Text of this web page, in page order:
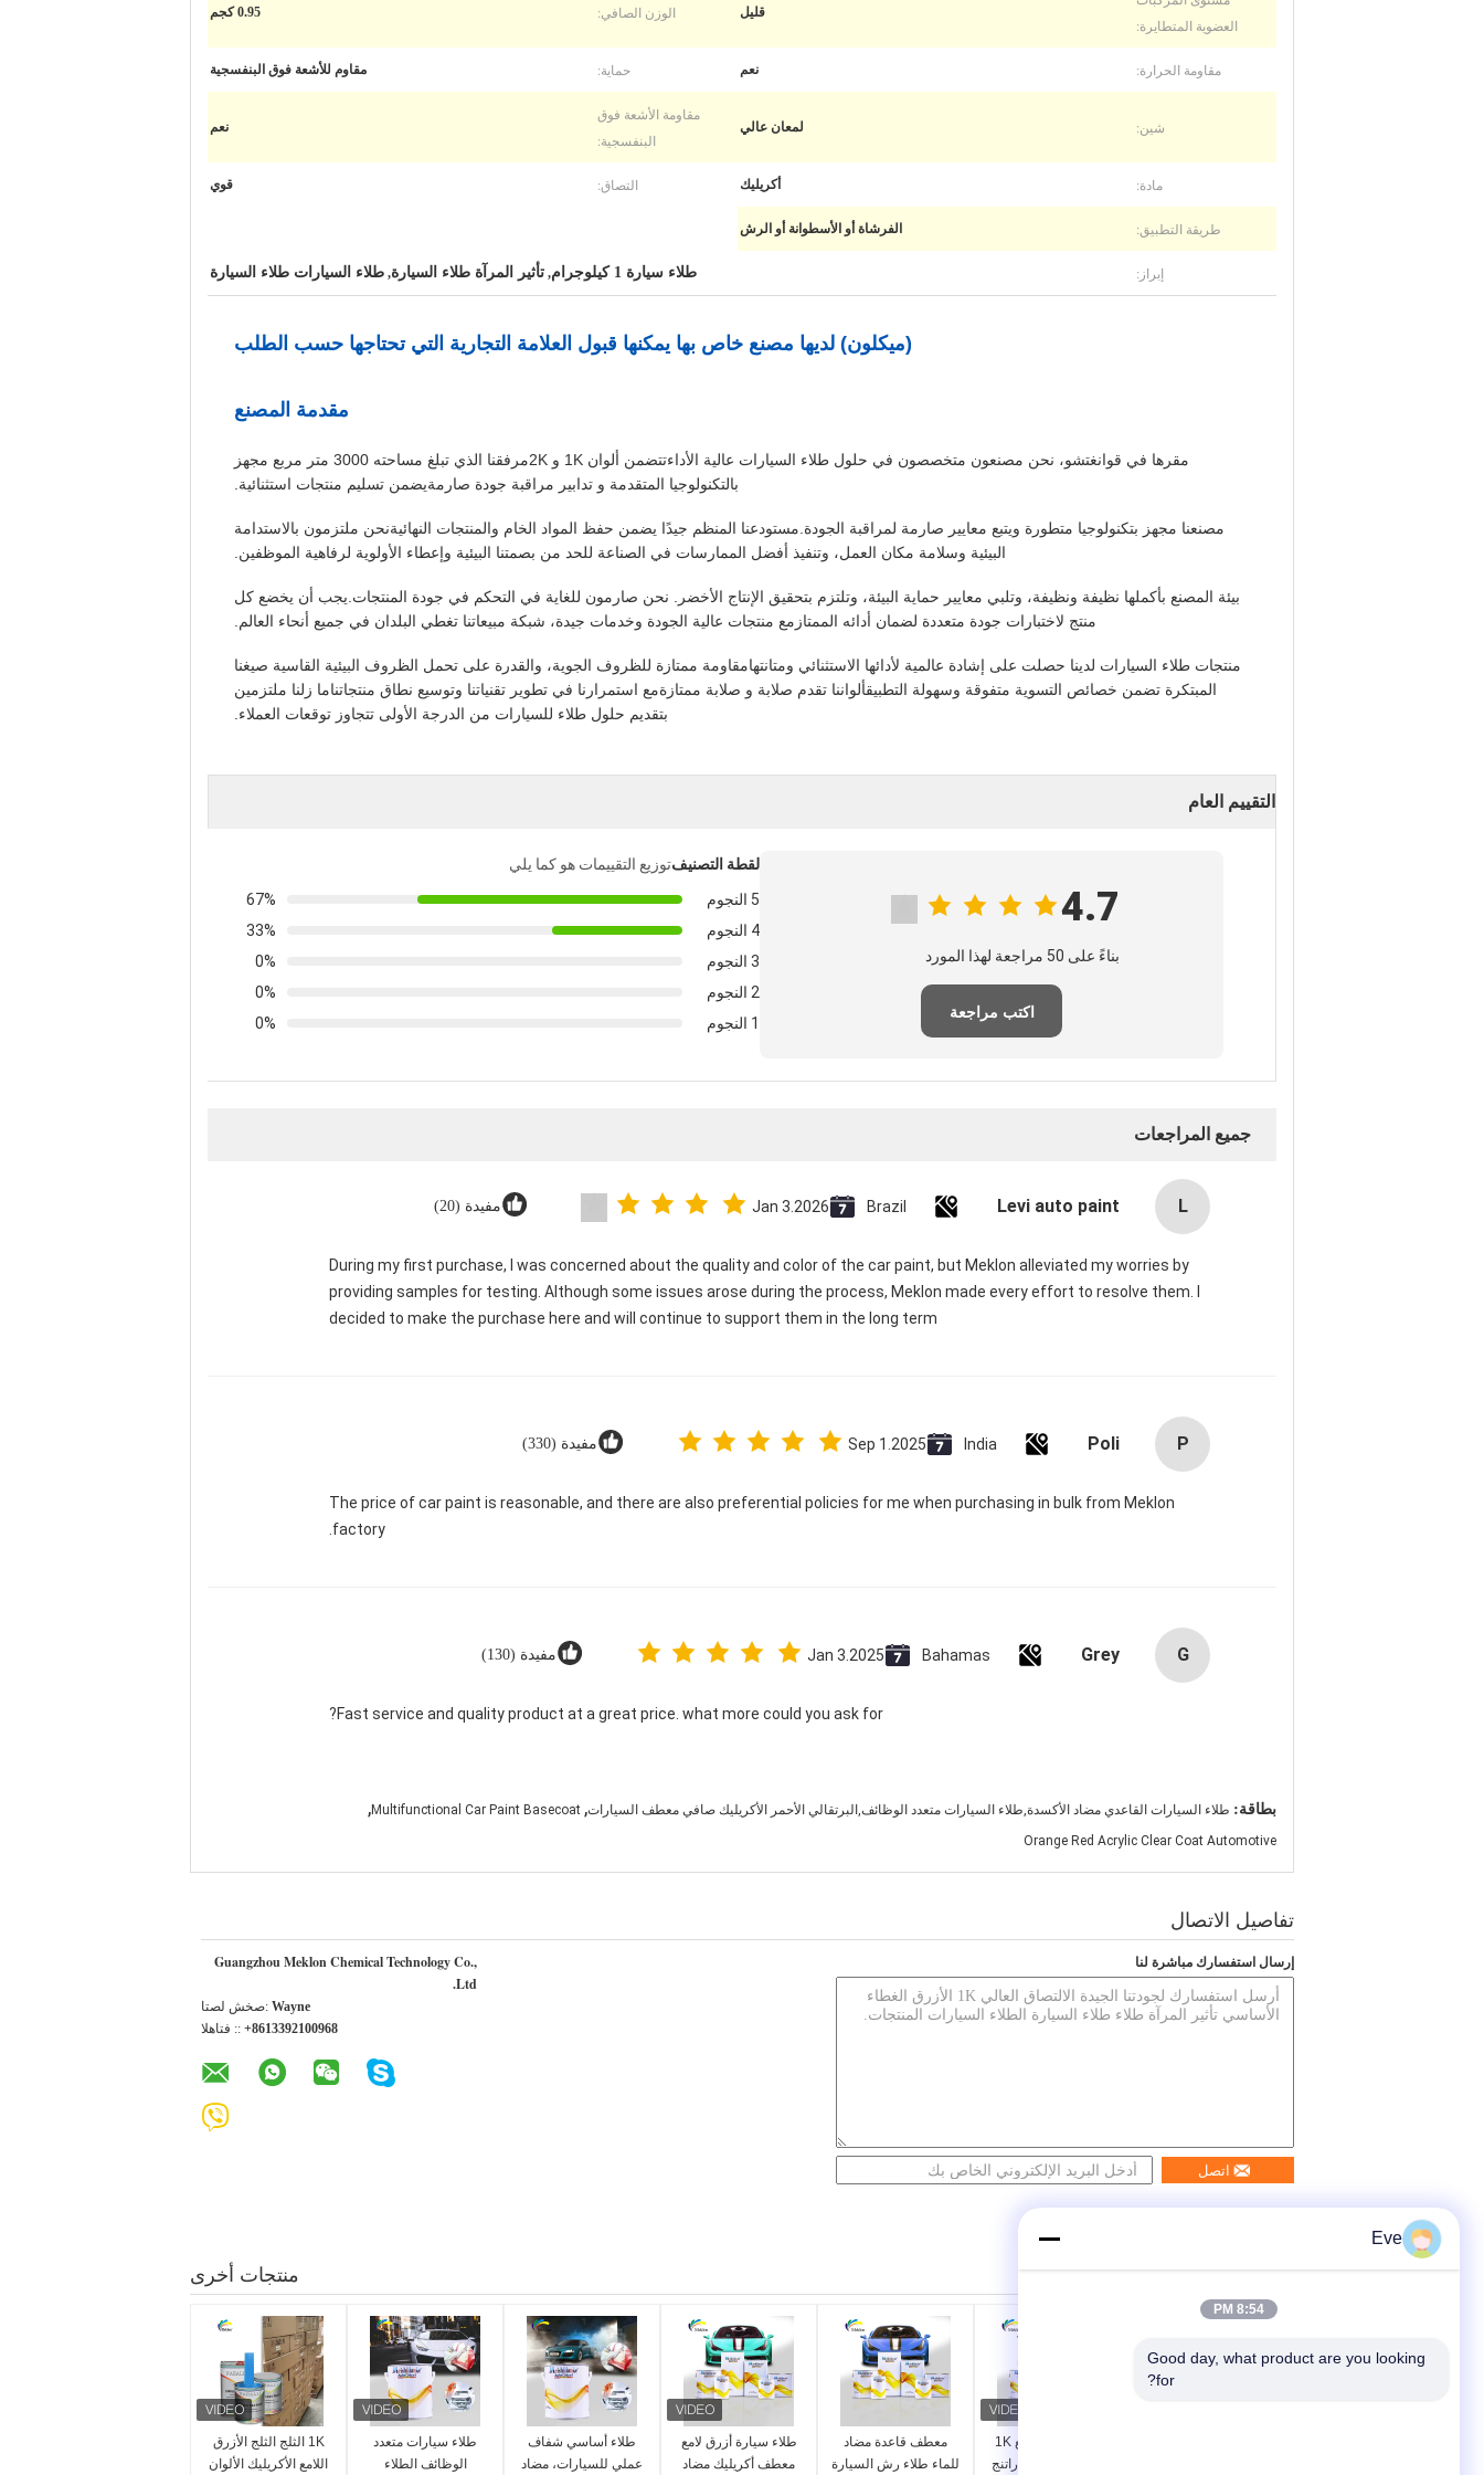
العضوية المتطايرة:
قليل الوزن الصافي: 0.95 كجم
مقاومة الحرارة: نعم حماية: مقاوم للأشعة فوق البنفسجية
شين: لمعان عالي
مقاومة الأشعة فوق
البنفسجية:
نعم
مادة: أكريليك التصاق: قوي
طريقة التطبيق: الفرشاة أو الأسطوانة أو الرش
إبراز: طلاء سيارة 1 كيلوجرام , تأثير المرآة طلاء السيارة, طلاء السيارات طلاء السيارة
(ميكلون) لديها مصنع خاص بها يمكنها قبول العلامة التجارية التي تحتاجها حسب الطلب
مقدمة المصنع
مقرها في قوانغتشو، نحن مصنعون متخصصون في حلول طلاء السيارات عالية الأداءتتضمن ألوان 1K و 2Kمرفقنا الذي تبلغ مساحته 3000 متر مربع مجهز
بالتكنولوجيا المتقدمة و تدابير مراقبة جودة صارمةيضمن تسليم منتجات استثنائية.
مصنعنا مجهز بتكنولوجيا متطورة ويتبع معايير صارمة لمراقبة الجودة.مستودعنا المنظم جيدًا يضمن حفظ المواد الخام والمنتجات النهائيةنحن ملتزمون بالاستدامة
البيئية وسلامة مكان العمل، وتنفيذ أفضل الممارسات في الصناعة للحد من بصمتنا البيئية وإعطاء الأولوية لرفاهية الموظفين.
بيئة المصنع بأكملها نظيفة ونظيفة، وتلبي معايير حماية البيئة، وتلتزم بتحقيق الإنتاج الأخضر. نحن صارمون للغاية في التحكم في جودة المنتجات.يجب أن يخضع كل
منتج لاختبارات جودة متعددة لضمان أدائه الممتازمع منتجات عالية الجودة وخدمات جيدة، شبكة مبيعاتنا تغطي البلدان في جميع أنحاء العالم.
منتجات طلاء السيارات لدينا حصلت على إشادة عالمية لأدائها الاستثنائي ومتانتهامقاومة ممتازة للظروف الجوية، والقدرة على تحمل الظروف البيئية القاسية صيغنا
المبتكرة تضمن خصائص التسوية متفوقة وسهولة التطبيقألواننا تقدم صلابة و صلابة ممتازةمع استمرارنا في تطوير تقنياتنا وتوسيع نطاق منتجاتناما زلنا ملتزمين
بتقديم حلول طلاء للسيارات من الدرجة الأولى تتجاوز توقعات العملاء.
التقييم العام
4.7
بناءً على 50 مراجعة لهذا المورد
اكتب مراجعة
لقطة التصنيفتوزيع التقييمات هو كما يلي
5 النجوم
67%
4 النجوم
33%
3 النجوم
0%
2 النجوم
0%
1 النجوم
0%
جميع المراجعات
L
Levi auto paint
Brazil
Jan 3.2026 مفيدة (20)
During my first purchase, I was concerned about the quality and color of the car paint, but Meklon alleviated my worries by
providing samples for testing. Although some issues arose during the process, Meklon made every effort to resolve them. I
decided to make the purchase here and will continue to support them in the long term
P
Poli
India
Sep 1.2025 مفيدة (330)
The price of car paint is reasonable, and there are also preferential policies for me when purchasing in bulk from Meklon
factory.
G
Grey
Bahamas
Jan 3.2025 مفيدة (130)
Fast service and quality product at a great price. what more could you ask for?
بطاقة: طلاء السيارات القاعدي مضاد الأكسدة,طلاء السيارات متعدد الوظائف,البرتقالي الأحمر الأكريليك صافي معطف السيارات,
Multifunctional Car Paint Basecoat
,
Orange Red Acrylic Clear Coat Automotive
تفاصيل الاتصال
Guangzhou Meklon Chemical Technology Co.,
Ltd.
اتصل شخص: Wayne
الهاتف :: +8613392100968
إرسال استفسارك مباشرة لنا
اتصل
منتجات أخرى
1K الثلج الثلج الأزرق
اللامع الأكريليك الألوان
طلاء سيارات متعدد
الوظائف الطلاء
طلاء أساسي شفاف
عملي للسيارات، مضاد
طلاء سيارة أزرق لامع
معطف أكريليك مضاد
معطف قاعدة مضاد
للماء طلاء رش السيارة
طلاء سيارات لامع 1K
2K طبقة أساسية راتنج
Eve
8:54 PM
Good day, what product are you looking
for?